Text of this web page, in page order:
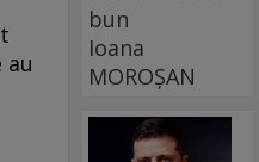
bun
Ioana
MOROȘAN